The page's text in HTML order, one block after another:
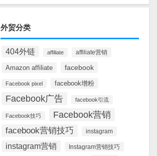
外贸分类
404外链 affiliate affiliate营销
Amazon affiliate facebook
Facebook pixel facebook增粉
Facebook广告 facebook引流
Facebook技巧 Facebook营销
facebook营销技巧 instagram
instagram营销 Instagram营销技巧